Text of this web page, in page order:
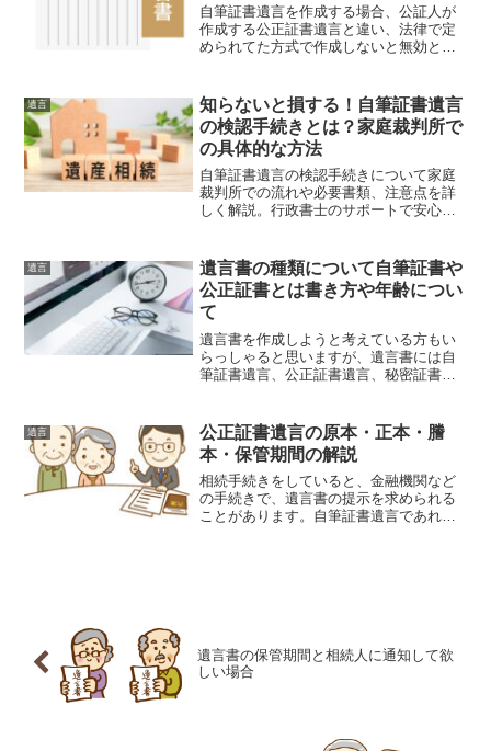
自筆証書遺言を作成する場合、公証人が
作成する公正証書遺言と違い、法律で定
められてた方式で作成しないと無効とな
の違いはありません。公正証書遺言で作
成した遺言を、自筆証書遺...
遺言
知らないと損する！自筆証書遺言
の検認手続きとは？家庭裁判所で
の具体的な方法
自筆証書遺言の検認手続きについて家庭
裁判所での流れや必要書類、注意点を詳
しく解説。行政書士のサポートで安心し
遺言
遺言書の種類について自筆証書や
公正証書とは書き方や年齢につい
て
遺言書を作成しようと考えている方もい
らっしゃると思いますが、遺言書には自
筆証書遺言、公正証書遺言、秘密証書遺
すが、法律で定められた要件を欠いたも
のは法的に効力がなく、思...
遺言
公正証書遺言の原本・正本・謄
本・保管期間の解説
相続手続きをしていると、金融機関など
の手続きで、遺言書の提示を求められる
ことがあります。自筆証書遺言であれ
遺言書の保管期間と相続人に通知して欲
しい場合